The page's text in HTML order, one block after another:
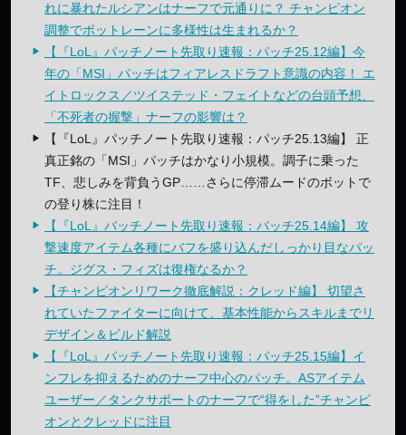
れに暴れたルシアンはナーフで元通りに？ チャンピオン
調整でボットレーンに多様性は生まれるか？
【『LoL』パッチノート先取り速報：パッチ25.12編】今
年の「MSI」パッチはフィアレスドラフト意識の内容！ エ
イトロックス／ツイステッド・フェイトなどの台頭予想、
「不死者の握撃」ナーフの影響は？
【『LoL』パッチノート先取り速報：パッチ25.13編】 正
真正銘の「MSI」パッチはかなり小規模。調子に乗った
TF、悲しみを背負うGP……さらに停滞ムードのボットで
の登り株に注目！
【『LoL』パッチノート先取り速報：パッチ25.14編】 攻
撃速度アイテム各種にバフを盛り込んだしっかり目なパッ
チ。ジグス・フィズは復権なるか？
【チャンピオンリワーク徹底解説：クレッド編】 切望さ
れていたファイターに向けて、基本性能からスキルまでリ
デザイン＆ビルド解説
【『LoL』パッチノート先取り速報：パッチ25.15編】イ
ンフレを抑えるためのナーフ中心のパッチ。ASアイテム
ユーザー／タンクサポートのナーフで“得をした”チャンピ
オンとクレッドに注目